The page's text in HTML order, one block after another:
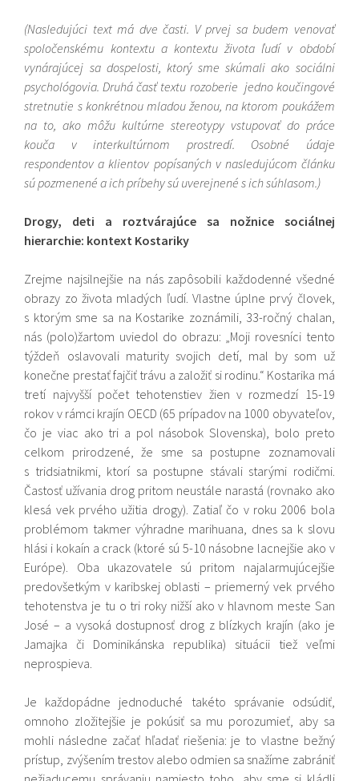
(Nasledujúci text má dve časti. V prvej sa budem venovať
spoločenskému kontextu a kontextu života ľudí v období
vynárajúcej sa dospelosti, ktorý sme skúmali ako sociálni
psychológovia. Druhá časť textu rozoberie jedno koučingové
stretnutie s konkrétnou mladou ženou, na ktorom poukážem
na to, ako môžu kultúrne stereotypy vstupovať do práce
kouča v interkultúrnom prostredí. Osobné údaje
respondentov a klientov popísaných v nasledujúcom článku
sú pozmenené a ich príbehy sú uverejnené s ich súhlasom.)
Drogy, deti a roztvárajúce sa nožnice sociálnej
hierarchie: kontext Kostariky
Zrejme najsilnejšie na nás zapôsobili každodenné všedné
obrazy zo života mladých ľudí. Vlastne úplne prvý človek,
s ktorým sme sa na Kostarike zoznámili, 33-ročný chalan,
nás (polo)žartom uviedol do obrazu: „Moji rovesníci tento
týždeň oslavovali maturity svojich detí, mal by som už
konečne prestať fajčiť trávu a založiť si rodinu.“ Kostarika má
tretí najvyšší počet tehotenstiev žien v rozmedzí 15-19
rokov v rámci krajín OECD (65 prípadov na 1000 obyvateľov,
čo je viac ako tri a pol násobok Slovenska), bolo preto
celkom prirodzené, že sme sa postupne zoznamovali
s tridsiatnikmi, ktorí sa postupne stávali starými rodičmi.
Častosť užívania drog pritom neustále narastá (rovnako ako
klesá vek prvého užitia drogy). Zatiaľ čo v roku 2006 bola
problémom takmer výhradne marihuana, dnes sa k slovu
hlási i kokaín a crack (ktoré sú 5-10 násobne lacnejšie ako v
Európe). Oba ukazovatele sú pritom najalarmujúcejšie
predovšetkým v karibskej oblasti – priemerný vek prvého
tehotenstva je tu o tri roky nižší ako v hlavnom meste San
José – a vysoká dostupnosť drog z blízkych krajín (ako je
Jamajka či Dominikánska republika) situácii tiež veľmi
neprospieva.
Je každopádne jednoduché takéto správanie odsúdiť,
omnoho zložitejšie je pokúsiť sa mu porozumieť, aby sa
mohli následne začať hľadať riešenia: je to vlastne bežný
prístup, zvýšením trestov alebo odmien sa snažíme zabrániť